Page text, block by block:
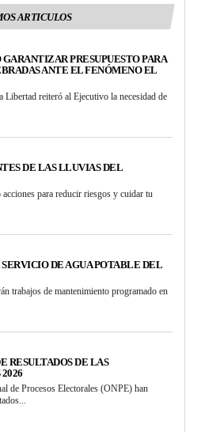
ARTICULOS
PRESUPUESTO PARA
ANTE EL FENÓMENO EL
reiteró al Ejecutivo la necesidad de
DE LAS LLUVIAS DEL
para reducir riesgos y cuidar tu
DE AGUA POTABLE DEL
trabajos de mantenimiento programado en
RESULTADOS DE LAS
de Procesos Electorales (ONPE) han